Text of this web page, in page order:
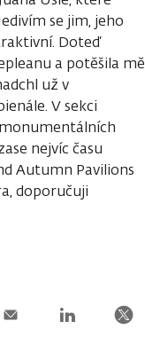
se jim, jeho
Doteď
a potěšila mě
už v
V sekci
nejvíc času
Autumn Pavilions
doporučuji